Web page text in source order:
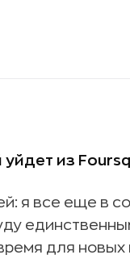
из
я все еще в
для